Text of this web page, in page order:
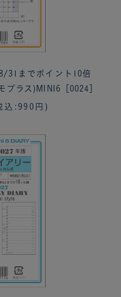
31までポイント10倍
プラス)MINI6［0024］
込:990円)